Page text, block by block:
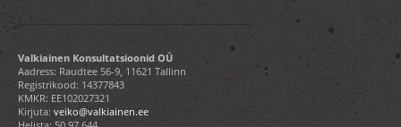
Valkiainen Konsultatsioonid OÜ
Aadress: Raudtee 56-9, 11621 Tallinn
Registrikood: 14377843
KMKR: EE102027321
Kirjuta: veiko@valkiainen.ee